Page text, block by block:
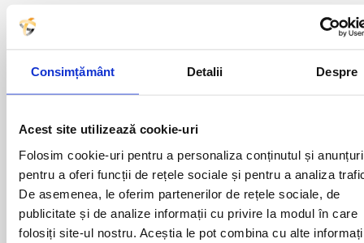
Consimțământ Detalii Despre
Acest site utilizează cookie-uri
Folosim cookie-uri pentru a personaliza conținutul și
pentru a oferi funcții de rețele sociale și pentru a analiza
De asemenea, le oferim partenerilor de rețele sociale, de
publicitate și de analize informații cu privire la modul în care
folosiți site-ul nostru. Aceștia le pot combina cu alte
Curse din Romania catre
BERGAMO:
ACAS
AIUD
ALESD
ALEXANDRIA
BACAU
BAIA MARE
BAILE HERCULANE
BAILESTI
LUGOJ
MEDGIDIA
MIZIL
MOINESTI
MOTCA
NUSFALAU
OLTENITA
ONESTI
ORADEA